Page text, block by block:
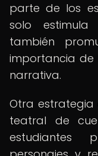
parte de los
solo
también
importancia
narrativa.
Otra estrategia
teatral de
estudiantes